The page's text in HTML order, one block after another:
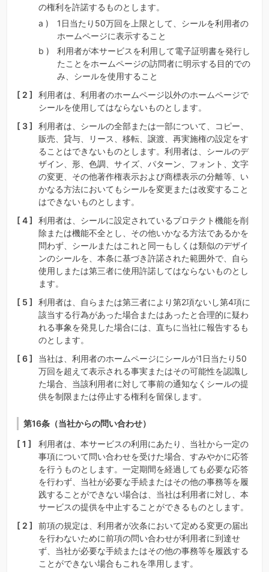
の権利を許諾するものとします。
1日当たり50万回を上限として、シールを利用者の
ホームページに表示すること
利用者が本サービスを利用して電子証明書を発行し
たことをホームページの訪問者に明示する目的での
み、シールを使用すること
利用者は、利用者のホームページ以外のホームページで
シールを使用してはならないものとします。
利用者は、シールの全部または一部について、コピー、
販売、貸与、リース、移転、譲渡、再実施権の設定をす
ることはできないものとします。利用者は、シールのデ
ザイン、形、色調、サイズ、パターン、フォント、文字
の変更、その他著作権表示および商標表示の分離等、い
かなる方法においてもシールを変更または改変すること
はできないものとします。
利用者は、シールに設定されているプロテクト機能を削
除または機能不全とし、その他いかなる方法であるかを
問わず、シールまたはこれと同一もしくは類似のデザイ
ンのシールを、本条に基づき許諾された範囲外で、自ら
使用しまたは第三者に使用許諾してはならないものとし
ます。
利用者は、自らまたは第三者により第2項ないし第4項に
該当する行為があった場合またはあったと合理的に疑わ
れる事象を発見した場合には、直ちに当社に報告するも
のとします。
当社は、利用者のホームページにシールが1日当たり50
万回を超えて表示される事実またはその可能性を認識し
た場合、当該利用者に対して事前の通知なくシールの提
供を制限または停止する権利を留保します。
第16条（当社からの問い合わせ）
利用者は、本サービスの利用にあたり、当社から一定の
事項について問い合わせを受けた場合、すみやかに応答
を行うものとします。一定期間を経過しても必要な応答
を行わず、当社が必要な手続またはその他の事務等を履
践することができない場合は、当社は利用者に対し、本
サービスの提供を中止することができるものとします。
前項の規定は、利用者が次条において定める変更の届出
を行わないために前項の問い合わせが利用者に到達せ
ず、当社が必要な手続またはその他の事務等を履践する
ことができない場合もこれを準用します。